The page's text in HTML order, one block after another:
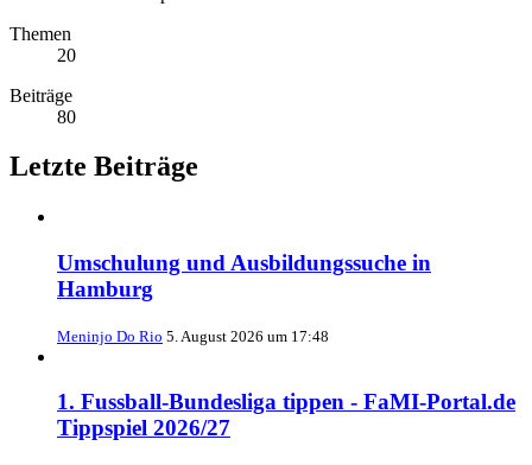
Themen
20
Beiträge
80
Letzte Beiträge
Umschulung und Ausbildungssuche in
Hamburg
Meninjo Do Rio 5. August 2026 um 17:48
1. Fussball-Bundesliga tippen - FaMI-Portal.de
Tippspiel 2026/27